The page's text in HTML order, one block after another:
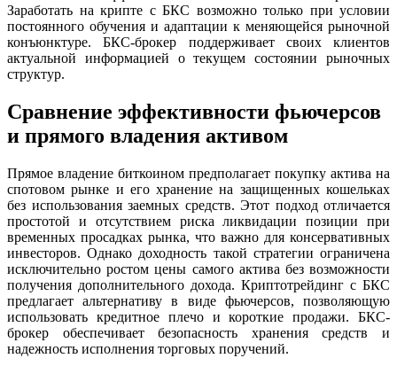
Заработать на крипте с БКС возможно только при условии
постоянного обучения и адаптации к меняющейся рыночной
конъюнктуре. БКС-брокер поддерживает своих клиентов
актуальной информацией о текущем состоянии рыночных
структур.
Сравнение эффективности фьючерсов
и прямого владения активом
Прямое владение биткоином предполагает покупку актива на
спотовом рынке и его хранение на защищенных кошельках
без использования заемных средств. Этот подход отличается
простотой и отсутствием риска ликвидации позиции при
временных просадках рынка, что важно для консервативных
инвесторов. Однако доходность такой стратегии ограничена
исключительно ростом цены самого актива без возможности
получения дополнительного дохода. Криптотрейдинг с БКС
предлагает альтернативу в виде фьючерсов, позволяющую
использовать кредитное плечо и короткие продажи. БКС-
брокер обеспечивает безопасность хранения средств и
надежность исполнения торговых поручений.